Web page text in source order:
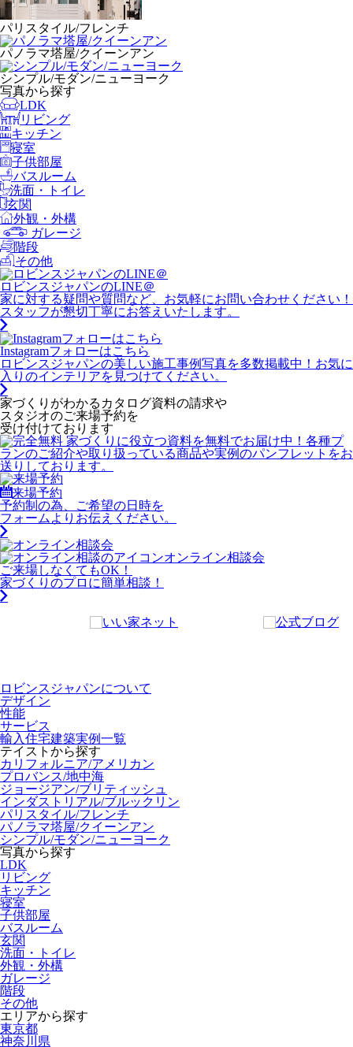
パリスタイル/フレンチ
パノラマ塔屋/クイーンアン
シンプル/モダン/ニューヨーク
写真から探す
LDK
リビング
キッチン
寝室
子供部屋
バスルーム
洗面・トイレ
玄関
外観・外構
ガレージ
階段
その他
ロビンスジャパンのLINE＠
家に対する疑問や質問など、お気軽にお問い合わせください！
スタッフが懇切丁寧にお答えいたします。
Instagramフォローはこちら
ロビンスジャパンの美しい施工事例写真を多数掲載中！お気に
入りのインテリアを見つけてください。
家づくりがわかる カタログ資料の請求や
スタジオのご来場予約を
受け付けております
来場予約
予約制の為、ご希望の日時を
フォームよりお伝えください。
オンライン相談会
ご来場しなくてもOK！
家づくりのプロに簡単相談！
ロビンスジャパンについて
デザイン
性能
サービス
輸入住宅建築実例一覧
テイストから探す
カリフォルニア/アメリカン
プロバンス/地中海
ジョージアン/ブリティッシュ
インダストリアル/ブルックリン
パリスタイル/フレンチ
パノラマ塔屋/クイーンアン
シンプル/モダン/ニューヨーク
写真から探す
LDK
リビング
キッチン
寝室
子供部屋
バスルーム
玄関
洗面・トイレ
外観・外構
ガレージ
階段
その他
エリアから探す
東京都
神奈川県